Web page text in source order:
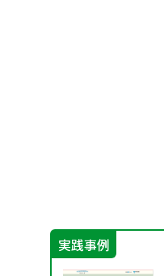
実践事例